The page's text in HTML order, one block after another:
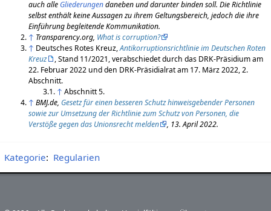
auch alle Gliederungendaneben und darunter binden soll. Die Richtlinie
selbst enthält keine Aussagen zu ihrem Geltungsbereich, jedoch die ihre
Einführung begleitende Kommunikation.
↑ Transparency.org, What is corruption?
↑ Deutsches Rotes Kreuz,Antikorruptionsrichtlinie im Deutschen Roten
Kreuz
, Stand 11/2021, verabschiedet durch das DRK-Präsidium am
22. Februar 2022 und den DRK-Präsidialrat am 17. März 2022, 2.
Abschnitt.
↑ Abschnitt 5.
↑ BMJ.de, Gesetz für einen besseren Schutz hinweisgebender Personen
sowie zur Umsetzung der Richtlinie zum Schutz von Personen, die
Verstöße gegen das Unionsrecht melden
, 13. April 2022.
Kategorie: Regularien